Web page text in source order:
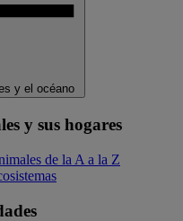
y el océano
y sus hogares
de la A a la Z